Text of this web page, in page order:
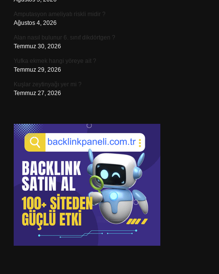
Amputasyon ameliyatı riskli midir ?
Ağustos 4, 2026
Alan nasıl bulunur 6. sınıf dikdörtgen ?
Temmuz 30, 2026
Yufka ekmek hangi yöreye ait ?
Temmuz 29, 2026
Kuşlar zeytinyağı yer mi ?
Temmuz 27, 2026